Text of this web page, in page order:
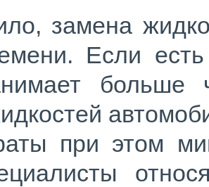
замена
Если
больше
при этом